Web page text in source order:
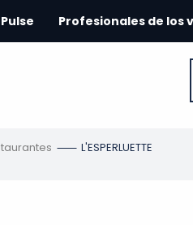
Pulse Profesionales de los
L'ESPERLUETTE